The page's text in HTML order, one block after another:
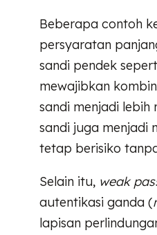
Beberapa contoh
persyaratan
sandi pendek
mewajibkan
sandi menjadi
sandi juga menjadi
tetap berisiko
Selain itu, weak
autentikasi ganda (
lapisan